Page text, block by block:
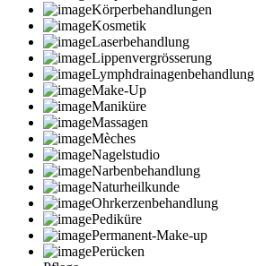
Körperbehandlungen
Kosmetik
Laserbehandlung
Lippenvergrösserung
Lymphdrainagenbehandlung
Make-Up
Maniküre
Massagen
Mèches
Nagelstudio
Narbenbehandlung
Naturheilkunde
Ohrkerzenbehandlung
Pediküre
Permanent-Make-up
Perücken